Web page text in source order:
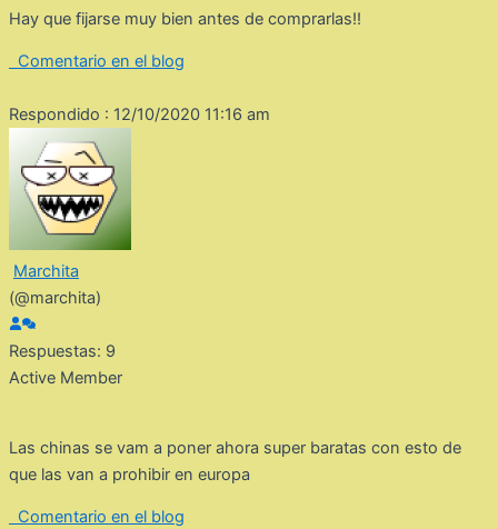
Hay que fijarse muy bien antes de comprarlas!!
Comentario en el blog
Respondido : 12/10/2020 11:16 am
Marchita
(@marchita)
Respuestas: 9
Active Member
Las chinas se vam a poner ahora super baratas con esto de
que las van a prohibir en europa
Comentario en el blog